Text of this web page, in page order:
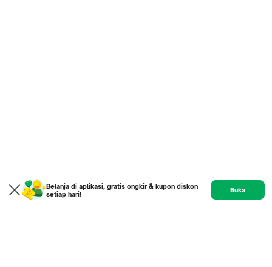
Belanja di aplikasi, gratis ongkir & kupon diskon
setiap hari!
Buka